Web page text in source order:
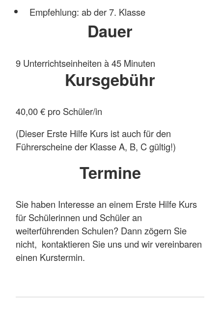
Empfehlung: ab der 7. Klasse
Dauer
9 Unterrichtseinheiten à 45 Minuten
Kursgebühr
40,00 € pro Schüler/in
(Dieser Erste Hilfe Kurs ist auch für den
Führerscheine der Klasse A, B, C gültig!)
Termine
Sie haben Interesse an einem Erste Hilfe Kurs
für Schülerinnen und Schüler an
weiterführenden Schulen? Dann zögern Sie
nicht, kontaktieren Sie uns und wir vereinbaren
einen Kurstermin.